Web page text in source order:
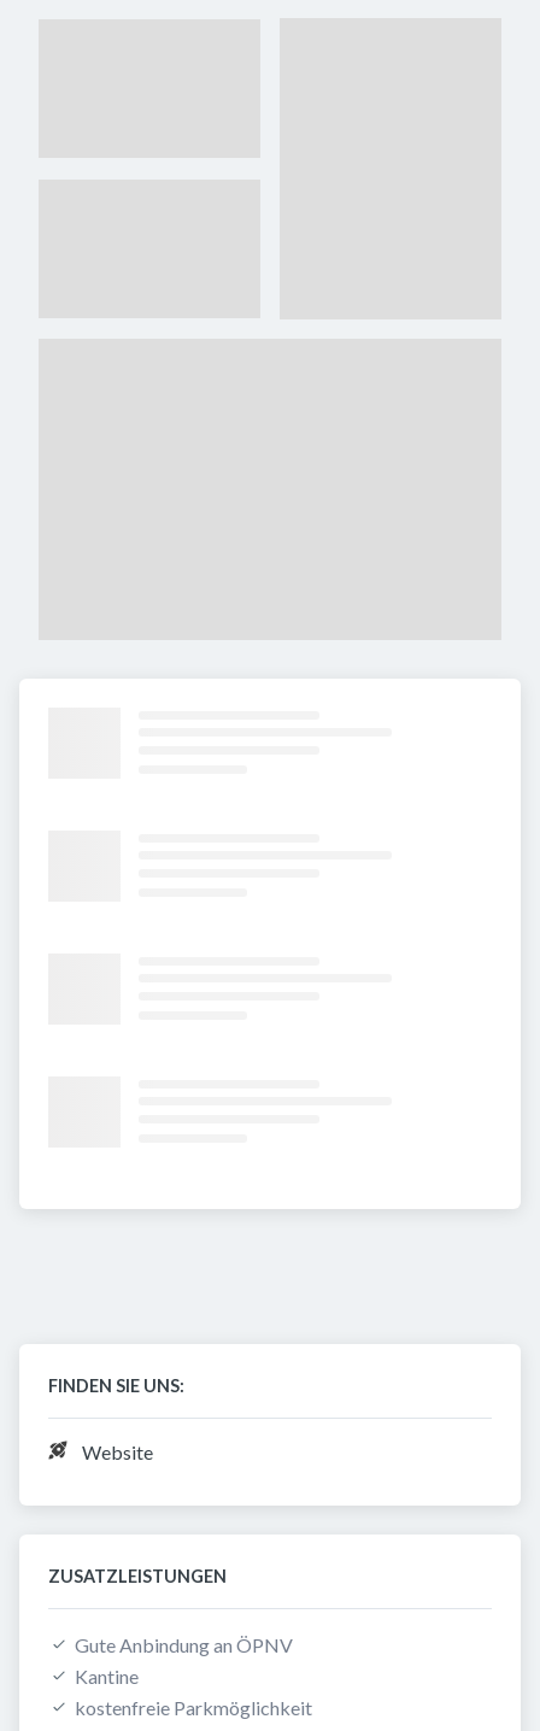
FINDEN SIE UNS:
Website
ZUSATZLEISTUNGEN
Gute Anbindung an ÖPNV
Kantine
kostenfreie Parkmöglichkeit